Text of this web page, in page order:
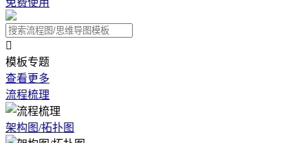
免费使用

模板专题
查看更多
流程梳理
架构图/拓扑图